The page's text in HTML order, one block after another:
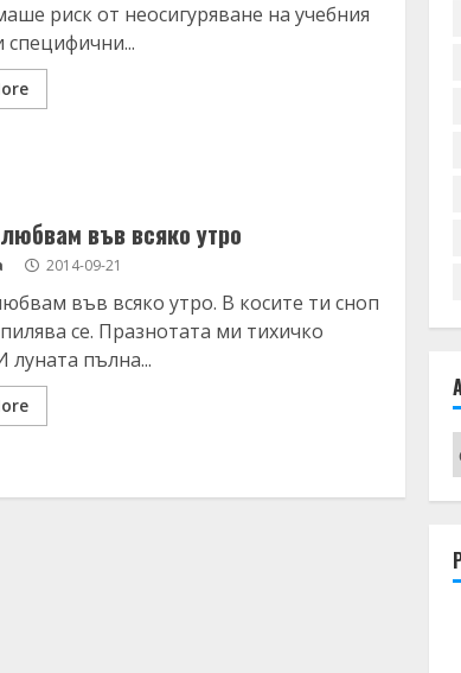
риск от неосигуряване на учебния
специфични...
във всяко утро
2014-09-21
във всяко утро. В косите ти сноп
се. Празнотата ми тихичко
пълна...